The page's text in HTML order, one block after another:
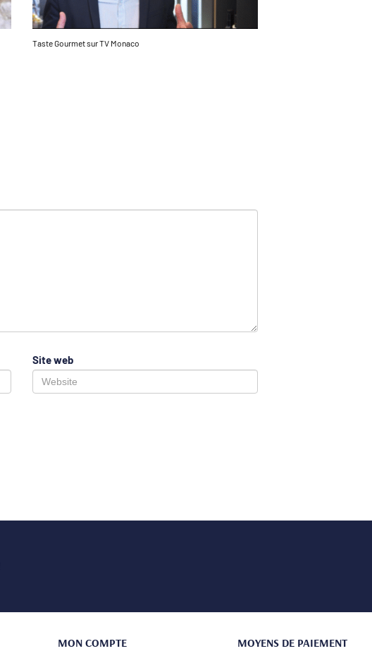
Taste Gourmet sur TV Monaco
Site web
MON COMPTE MOYENS DE PAIEMENT